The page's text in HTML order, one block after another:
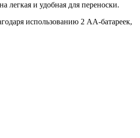
легкая и удобная для переноски.
использованию 2 АА-батареек,